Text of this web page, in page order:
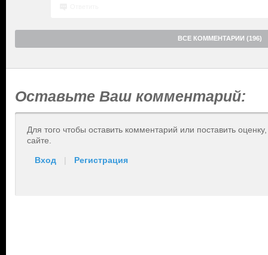
ВСЕ КОММЕНТАРИИ (196)
Оставьте Ваш комментарий:
Для того чтобы оставить комментарий или поставить
сайте.
Вход | Регистрация